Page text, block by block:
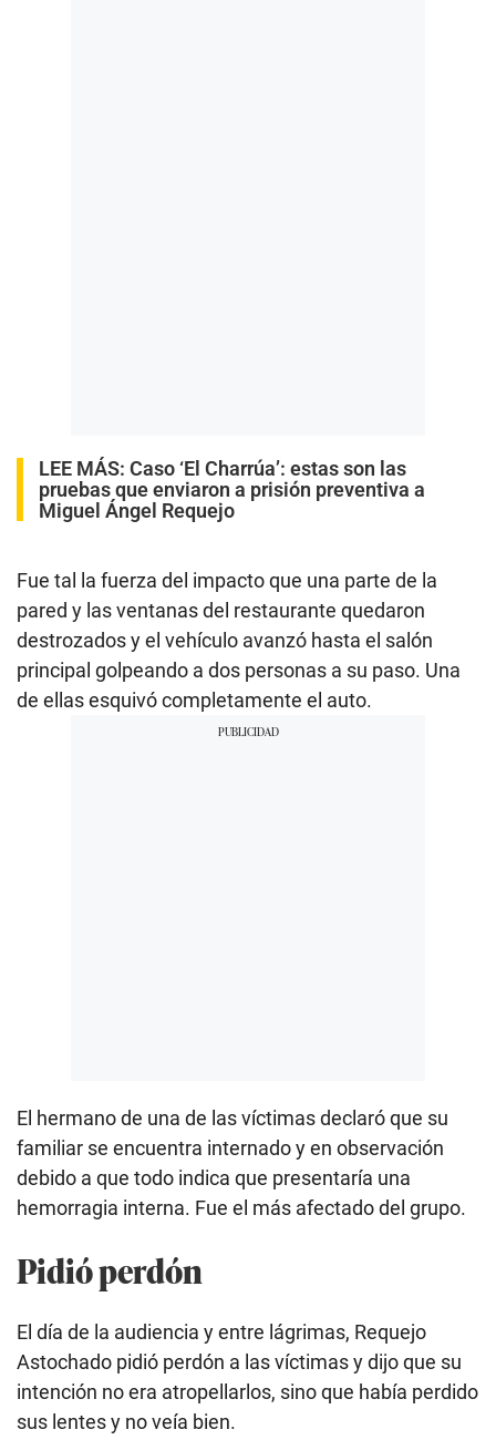
LEE MÁS: Caso ‘El Charrúa’: estas son las
pruebas que enviaron a prisión preventiva a
Miguel Ángel Requejo
Fue tal la fuerza del impacto que una parte de la
pared y las ventanas del restaurante quedaron
destrozados y el vehículo avanzó hasta el salón
principal golpeando a dos personas a su paso. Una
de ellas esquivó completamente el auto.
El hermano de una de las víctimas declaró que su
familiar se encuentra internado y en observación
debido a que todo indica que presentaría una
hemorragia interna. Fue el más afectado del grupo.
Pidió perdón
El día de la audiencia y entre lágrimas, Requejo
Astochado pidió perdón a las víctimas y dijo que su
intención no era atropellarlos, sino que había perdido
sus lentes y no veía bien.